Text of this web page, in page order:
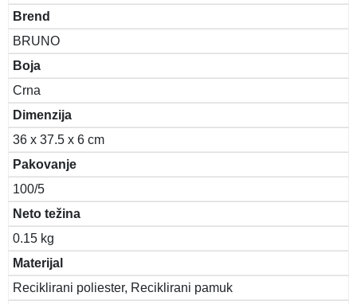
Brend
BRUNO
Boja
Crna
Dimenzija
36 x 37.5 x 6 cm
Pakovanje
100/5
Neto težina
0.15 kg
Materijal
Reciklirani poliester, Reciklirani pamuk